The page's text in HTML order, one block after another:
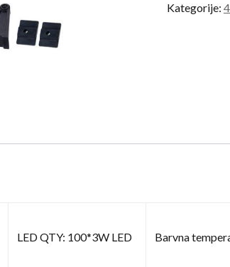
Kategorije:
LED QTY: 100*3W LED Barvna